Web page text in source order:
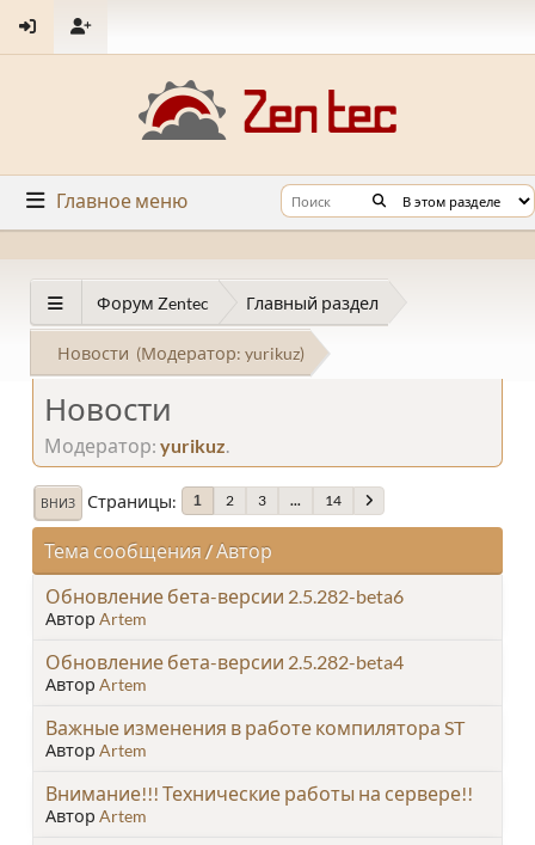
Главное меню
Форум Zentec Главный раздел
Новости (Модератор: yurikuz)
Новости
Модератор: yurikuz
ВНИЗ Страницы 1 2 3 ... 14
Тема сообщения / Автор
Обновление бета-версии 2.5.282-beta6
Автор Artem
Обновление бета-версии 2.5.282-beta4
Автор Artem
Важные изменения в работе компилятора ST
Автор Artem
Внимание!!! Технические работы на сервере!!
Автор Artem